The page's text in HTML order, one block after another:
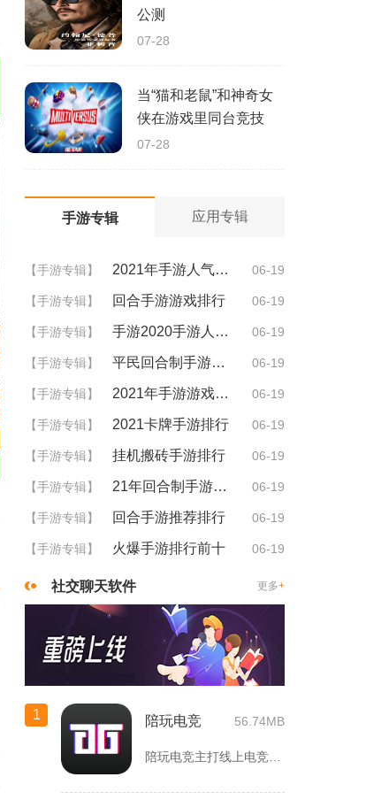
公测
07-28
当“猫和老鼠”和神奇女
侠在游戏里同台竞技
07-28
手游专辑 应用专辑
【手游专辑】 2021年手游人气排行 06-19
【手游专辑】 回合手游游戏排行 06-19
【手游专辑】 手游2020手游人气排行 06-19
【手游专辑】 平民回合制手游排行 06-19
【手游专辑】 2021年手游游戏排行 06-19
【手游专辑】 2021卡牌手游排行 06-19
【手游专辑】 挂机搬砖手游排行 06-19
【手游专辑】 21年回合制手游排行 06-19
【手游专辑】 回合手游推荐排行 06-19
【手游专辑】 火爆手游排行前十 06-19
社交聊天软件 更多+
1 陪玩电竞 56.74MB
陪玩电竞主打线上电竞组队、游戏陪练服务，覆盖手游、端游多款热...